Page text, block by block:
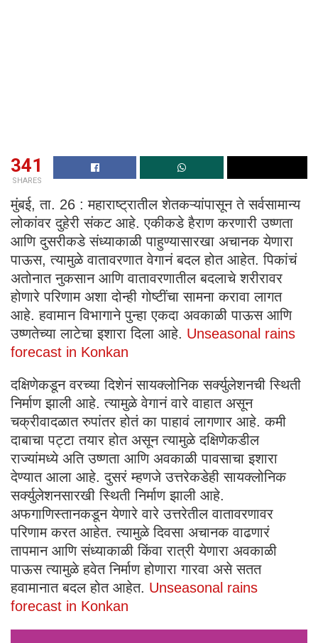
341
SHARES
मुंबई, ता. 26 : महाराष्ट्रातील शेतकऱ्यांपासून ते सर्वसामान्य
लोकांवर दुहेरी संकट आहे. एकीकडे हैराण करणारी उष्णता
आणि दुसरीकडे संध्याकाळी पाहुण्यासारखा अचानक येणारा
पाऊस, त्यामुळे वातावरणात वेगानं बदल होत आहेत. पिकांचं
अतोनात नुकसान आणि वातावरणातील बदलाचे शरीरावर
होणारे परिणाम अशा दोन्ही गोष्टींचा सामना करावा लागत
आहे. हवामान विभागाने पुन्हा एकदा अवकाळी पाऊस आणि
उष्णतेच्या लाटेचा इशारा दिला आहे. Unseasonal rains
forecast in Konkan
दक्षिणेकडून वरच्या दिशेनं सायक्लोनिक सर्क्युलेशनची स्थिती
निर्माण झाली आहे. त्यामुळे वेगानं वारे वाहात असून
चक्रीवादळात रुपांतर होतं का पाहावं लागणार आहे. कमी
दाबाचा पट्टा तयार होत असून त्यामुळे दक्षिणेकडील
राज्यांमध्ये अति उष्णता आणि अवकाळी पावसाचा इशारा
देण्यात आला आहे. दुसरं म्हणजे उत्तरेकडेही सायक्लोनिक
सर्क्युलेशनसारखी स्थिती निर्माण झाली आहे.
अफगाणिस्तानकडून येणारे वारे उत्तरेतील वातावरणावर
परिणाम करत आहेत. त्यामुळे दिवसा अचानक वाढणारं
तापमान आणि संध्याकाळी किंवा रात्री येणारा अवकाळी
पाऊस त्यामुळे हवेत निर्माण होणारा गारवा असे सतत
हवामानात बदल होत आहेत. Unseasonal rains
forecast in Konkan